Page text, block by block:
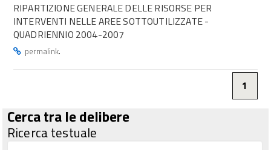
RIPARTIZIONE GENERALE DELLE RISORSE PER
INTERVENTI NELLE AREE SOTTOUTILIZZATE -
QUADRIENNIO 2004-2007
permalink.
1
Cerca tra le delibere
Ricerca testuale